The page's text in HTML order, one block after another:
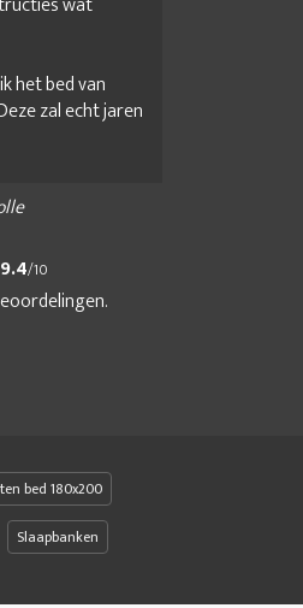
het bed van
zal echt jaren
9.4/10
bed 180x200
Slaapbanken